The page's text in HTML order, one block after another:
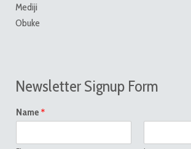
Mediji
Obuke
Newsletter Signup Form
Name *